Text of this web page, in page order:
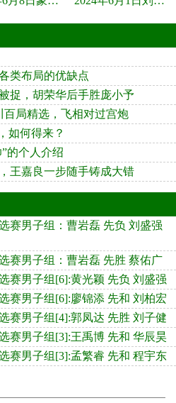
类布局的优缺点
捉，胡荣华后手胜庞小予
局精选，飞相对过宫炮
如何得来？
的个人介绍
王嘉良一步随手铸成大错
赛男子组：曹岩磊 先负 刘盛强
赛男子组：曹岩磊 先胜 蔡佑广
赛男子组[6]:黄光颖 先负 刘盛强
赛男子组[6]:廖锦添 先和 刘柏宏
赛男子组[4]:郭凤达 先胜 刘子健
赛男子组[3]:王禹博 先和 华辰昊
赛男子组[3]:孟繁睿 先和 程宇东